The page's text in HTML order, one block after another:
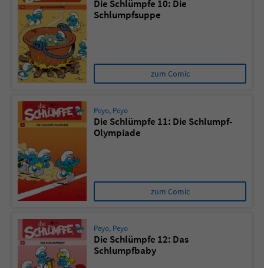
Die Schlümpfe 10: Die
Schlumpfsuppe
zum Comic
Peyo, Peyo
Die Schlümpfe 11: Die Schlumpf-
Olympiade
zum Comic
Peyo, Peyo
Die Schlümpfe 12: Das
Schlumpfbaby